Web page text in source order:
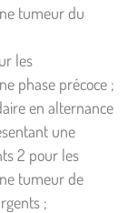
tumeur du
les
phase précoce ;
en alternance
une
2 pour les
tumeur de
;